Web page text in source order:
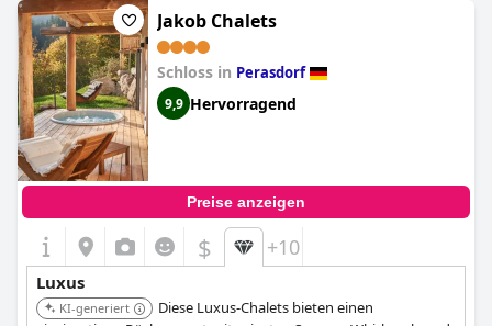
Jakob Chalets
Schloss in Perasdorf
9,9 Hervorragend
Preise anzeigen
$ +10
Luxus
KI-generiert
Diese Luxus-Chalets bieten einen